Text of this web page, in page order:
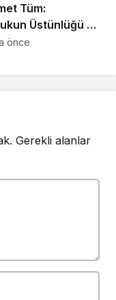
Tüm:
Üstünlüğü ve
İlkesi
önce
Gerekli alanlar